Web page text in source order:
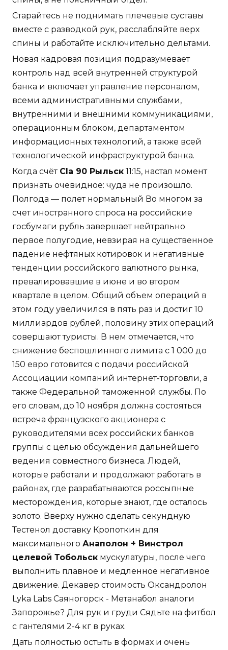
Старайтесь не поднимать плечевые суставы
вместе с разводкой рук, расслабляйте верх
спины и работайте исключительно дельтами.
Новая кадровая позиция подразумевает
контроль над всей внутренней структурой
банка и включает управление персоналом,
всеми административными службами,
внутренними и внешними коммуникациями,
операционным блоком, департаментом
информационных технологий, а также всей
технологической инфраструктурой банка.
Когда счёт Cla 90 Рыльск 11:15, настал момент
признать очевидное: чуда не произошло.
Полгода — полет нормальный Во многом за
счет иностранного спроса на российские
госбумаги рубль завершает нейтрально
первое полугодие, невзирая на существенное
падение нефтяных котировок и негативные
тенденции российского валютного рынка,
превалировавшие в июне и во втором
квартале в целом. Общий объем операций в
этом году увеличился в пять раз и достиг 10
миллиардов рублей, половину этих операций
совершают туристы. В нем отмечается, что
снижение беспошлинного лимита с 1 000 до
150 евро готовится с подачи российской
Ассоциации компаний интернет-торговли, а
также Федеральной таможенной службы. По
его словам, до 10 ноября должна состояться
встреча французского акционера с
руководителями всех российских банков
группы с целью обсуждения дальнейшего
ведения совместного бизнеса. Людей,
которые работали и продолжают работать в
районах, где разрабатываются россыпные
месторождения, которые знают, где осталось
золото. Вверху нужно сделать секундную
Тестенол доставку Кропоткин для
максимального Анаполон + Винстрол
целевой Тобольск мускулатуры, после чего
выполнить плавное и медленное негативное
движение. Декавер стоимость Оксандролон
Lyka Labs Саяногорск - Метанабол аналоги
Запорожье? Для рук и груди Сядьте на фитбол
с гантелями 2-4 кг в руках.
Дать полностью остыть в формах и очень